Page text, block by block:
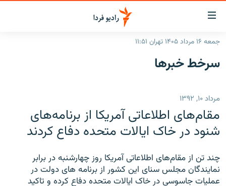
لینک‌های
قابلیت
دسترسی
بازگشت
اصلی
رفتن
صفحه
ایران
رادیو
انتخاب کنید و بشنوید
فرکانس‌ها
پادکست
گزارش‌های تصویری
گزارش‌های ویدئویی
زنان فردا
جمعه ۱۶ مرداد ۱۴۰۵ تهران ۱۱:۵۱
سرخط‌ خبرها
مرداد ۱۰, ۱۳۹۲
مقام‌های اطلاعاتی آمریکا از برنامه‌های
شنود در خاک ایالات متحده دفاع کردند
چند تن از مقام‌های اطلاعاتی آمریکا روز چهارشنبه در برابر
نمایندگان مجلس سنای این کشور از برنامه های دولت در
عملیات جاسوسی در خاک ایالات متحده دفاع کرده و تاکید